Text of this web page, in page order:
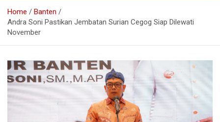
Home
Banten
Andra Soni Pastikan Jembatan Surian Cegog Siap Dilewati
November